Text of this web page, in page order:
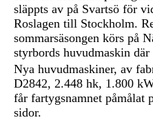
släppts av på Svartsö för
Roslagen till Stockholm.
sommarsäsongen körs på
styrbords huvudmaskin
Nya huvudmaskiner, av
D2842, 2.448 hk, 1.800
får fartygsnamnet påmålat
sidor.